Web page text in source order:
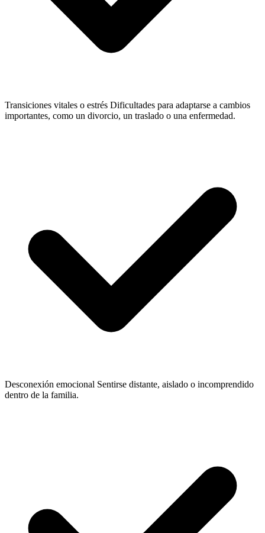
Transiciones vitales o estrés Dificultades para adaptarse a cambios
importantes, como un divorcio, un traslado o una enfermedad.
Desconexión emocional Sentirse distante, aislado o incomprendido
dentro de la familia.